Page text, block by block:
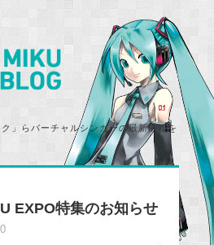
」らバーチャルシンガーの最新情報を
EXPO特集のお知らせ